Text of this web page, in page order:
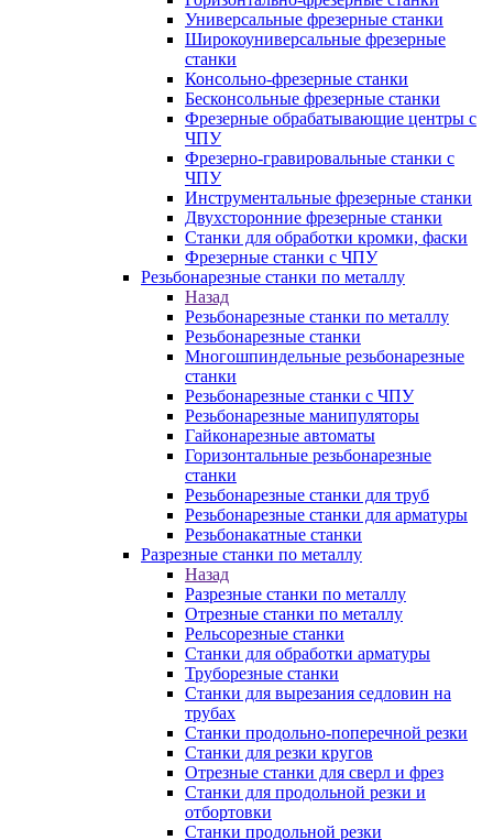
Универсальные фрезерные станки
Широкоуниверсальные фрезерные
станки
Консольно-фрезерные станки
Бесконсольные фрезерные станки
Фрезерные обрабатывающие центры с
ЧПУ
Фрезерно-гравировальные станки с
ЧПУ
Инструментальные фрезерные станки
Двухсторонние фрезерные станки
Станки для обработки кромки, фаски
Фрезерные станки с ЧПУ
Резьбонарезные станки по металлу
Назад
Резьбонарезные станки по металлу
Резьбонарезные станки
Многошпиндельные резьбонарезные
станки
Резьбонарезные станки с ЧПУ
Резьбонарезные манипуляторы
Гайконарезные автоматы
Горизонтальные резьбонарезные
станки
Резьбонарезные станки для труб
Резьбонарезные станки для арматуры
Резьбонакатные станки
Разрезные станки по металлу
Назад
Разрезные станки по металлу
Отрезные станки по металлу
Рельсорезные станки
Станки для обработки арматуры
Труборезные станки
Станки для вырезания седловин на
трубаx
Станки продольно-поперечной резки
Станки для резки кругов
Отрезные станки для сверл и фрез
Станки для продольной резки и
отбортовки
Станки продольной резки